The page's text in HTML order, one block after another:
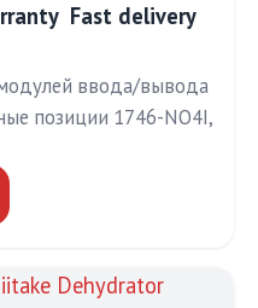
Fast delivery
ввода/вывода
позиции 1746-NO4I,